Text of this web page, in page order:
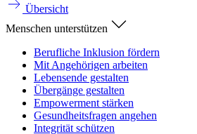
Übersicht
Menschen unterstützen
Berufliche Inklusion fördern
Mit Angehörigen arbeiten
Lebensende gestalten
Übergänge gestalten
Empowerment stärken
Gesundheitsfragen angehen
Integrität schützen